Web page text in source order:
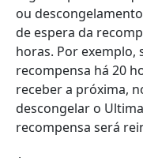
ou
de espera da
horas. Por exemplo,
recompensa há 20
receber a próxima,
descongelar o
recompensa será